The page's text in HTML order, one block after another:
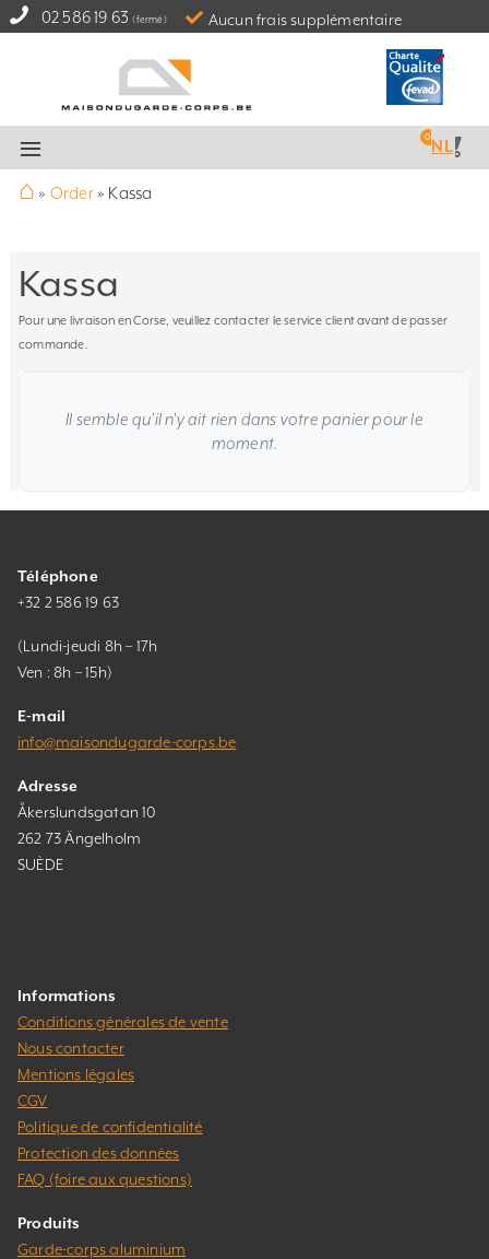
02 586 19 63 (fermé) Aucun frais supplémentaire
NL
⌂ » Order» Kassa
Kassa
Pour une livraison en Corse, veuillez contacter le service client avant de passer
commande.
Il semble qu'il n'y ait rien dans votre panier pour le
moment.
Téléphone
+32 2 586 19 63
(Lundi-jeudi 8h – 17h
Ven : 8h – 15h)
E-mail
info@maisondugarde-corps.be
Adresse
Åkerslundsgatan 10
262 73 Ängelholm
SUÈDE
Informations
Conditions générales de vente
Nous contacter
Mentions légales
CGV
Politique de confidentialité
Protection des données
FAQ (foire aux questions)
Produits
Garde-corps aluminium